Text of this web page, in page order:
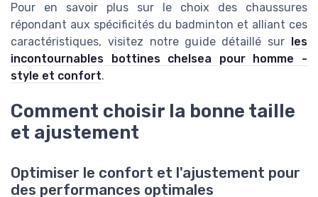
Pour en savoir plus sur le choix des chaussures
répondant aux spécificités du badminton et alliant ces
caractéristiques, visitez notre guide détaillé sur
les
incontournables bottines chelsea pour homme -
style et confort.
Comment choisir la bonne taille
et ajustement
Optimiser le confort et l'ajustement pour
des performances optimales